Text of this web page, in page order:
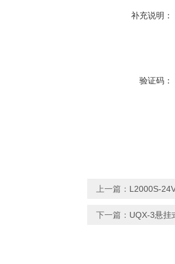
补充说明：
验证码：
上一篇： L2000S-
下一篇： UQX-3悬挂